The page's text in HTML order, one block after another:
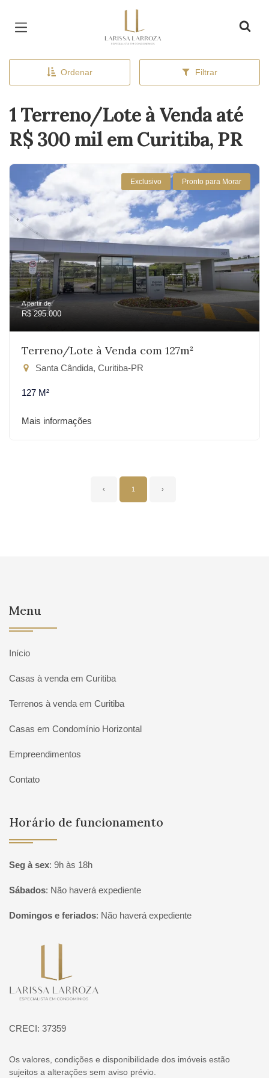
Ordenar Filtrar
1 Terreno/Lote à Venda até
R$ 300 mil em Curitiba, PR
Exclusivo Pronto para Morar
A partir de:
R$ 295.000
Terreno/Lote à Venda com 127m²
Santa Cândida, Curitiba-PR
127 M²
Mais informações
‹ 1 ›
Menu
Início
Casas à venda em Curitiba
Terrenos à venda em Curitiba
Casas em Condomínio Horizontal
Empreendimentos
Contato
Horário de funcionamento
Seg à sex: 9h às 18h
Sábados: Não haverá expediente
Domingos e feriados: Não haverá expediente
CRECI: 37359
Os valores, condições e disponibilidade dos imóveis estão
sujeitos a alterações sem aviso prévio.